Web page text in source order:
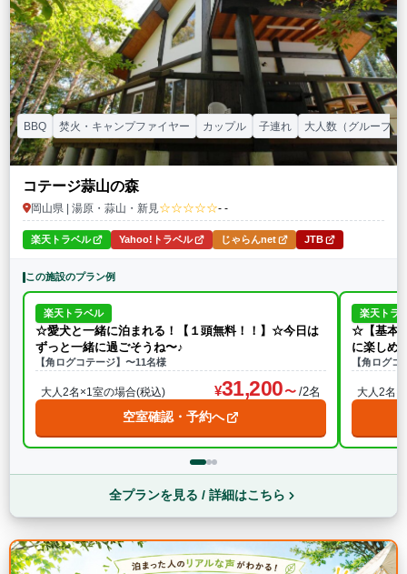
コテージ蒜山の森
岡山県 | 湯原・蒜山・新見 ☆☆☆☆☆- -
BBQ 焚火・キャンプファイヤー カップル 子連れ 大人数（グループ）
楽天トラベル Yahoo!トラベル じゃらんnet JTB
この施設のプラン例
楽天トラベル
☆愛犬と一緒に泊まれる！【１頭無料！！】☆今日は
ずっと一緒に過ごそうね〜♪
【角ログコテージ】〜11名様
大人2名×1室の場合(税込) 31,200 /2名
空室確認・予約へ
楽天トラ
☆【基本
に楽しめ
【角ログ
大人2名
全プランを見る / 詳細はこちら